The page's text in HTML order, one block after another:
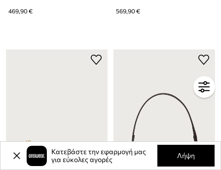
469,90 € 569,90 €
Κατεβάστε την εφαρμογή μας
για εύκολες αγορές
Λήψη